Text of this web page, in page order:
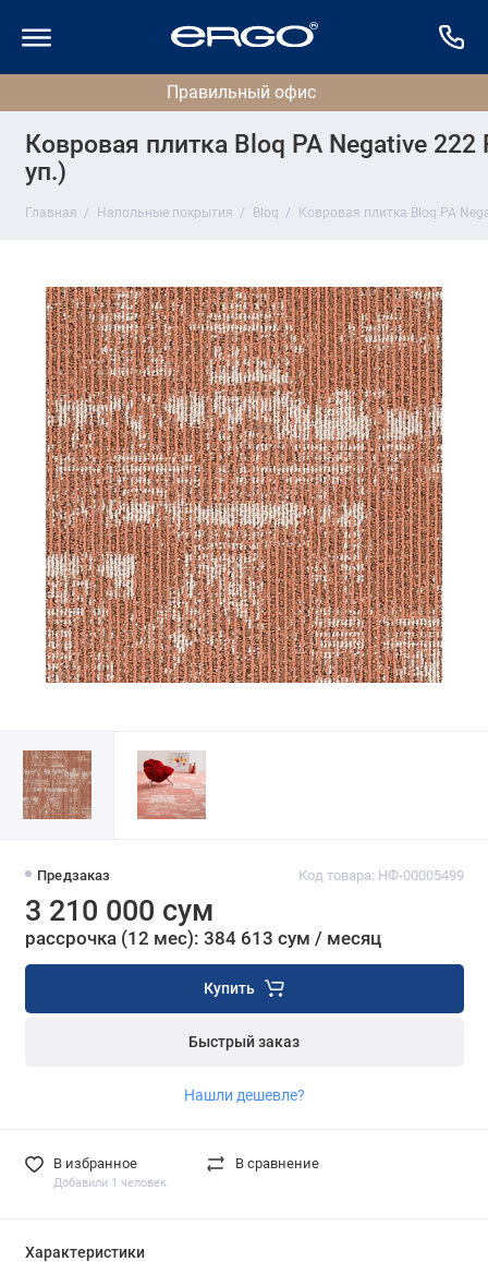
Ковровая плитка Bloq PA Negative
уп.)
Главная Напольные покрытия Bloq Ковровая плитка Bloq PA
Предзаказ Код товара: НФ-00005499
3 210 000 сум
рассрочка (12 мес): 384 613 сум / месяц
Купить
Быстрый заказ
Нашли дешевле?
В избранное
Добавили 1 человек
В сравнение
Характеристики